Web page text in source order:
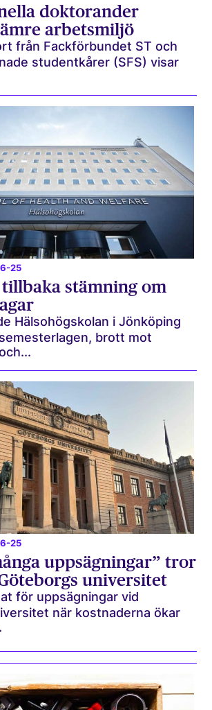
doktorander
arbetsmiljö
från Fackförbundet ST och
studentkårer (SFS) visar
25
stämning om
Hälsohögskolan i Jönköping
brott mot
25
uppsägningar” tror
universitet
för uppsägningar vid
när kostnaderna ökar